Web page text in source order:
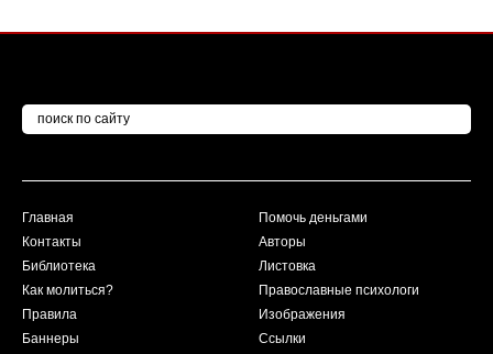
Главная
Контакты
Библиотека
Как молиться?
Правила
Баннеры
Помочь деньгами
Авторы
Листовка
Православные психологи
Изображения
Ссылки